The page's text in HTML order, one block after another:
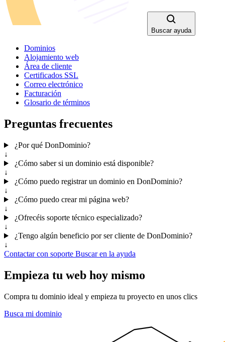
Buscar ayuda
Dominios
Alojamiento web
Área de cliente
Certificados SSL
Correo electrónico
Facturación
Glosario de términos
Preguntas frecuentes
¿Por qué DonDominio?
↓
¿Cómo saber si un dominio está disponible?
↓
¿Cómo puedo registrar un dominio en DonDominio?
↓
¿Cómo puedo crear mi página web?
↓
¿Ofrecéis soporte técnico especializado?
↓
¿Tengo algún beneficio por ser cliente de DonDominio?
↓
Contactar con soporte Buscar en la ayuda
Empieza tu web hoy mismo
Compra tu dominio ideal y empieza tu proyecto en unos clics
Busca mi dominio